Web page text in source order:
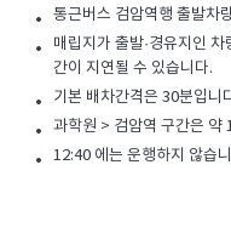
스
시
표
통근버스 검암역행 출발차
매립지가 출발·경유지인
간이 지연될 수 있습니다.
기본 배차간격은 30분입니
과학원 > 검암역 구간은 약
12:40 에는 운행하지 않습